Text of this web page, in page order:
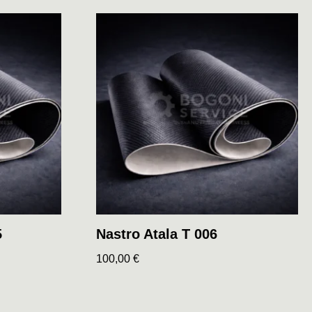
Nastro Atala T 006
100,00 €